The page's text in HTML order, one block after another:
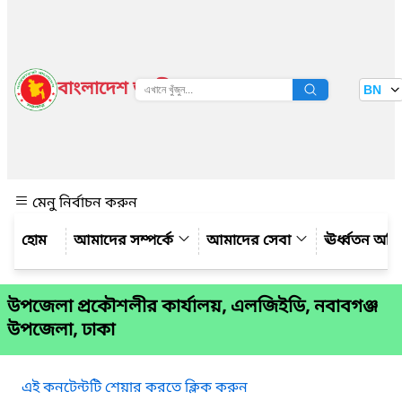
বাংলাদেশ জাতীয় তথ্য বাতায়ন BN
মেনু নির্বাচন করুন
আমাদের সম্পর্কে
আমাদের সেবা ঊর্ধ্বতন
উপজেলা প্রকৌশলীর কার্যালয়, এলজিইডি, নবাবগঞ্জ
উপজেলা, ঢাকা
এই কনটেন্টটি শেয়ার করতে ক্লিক করুন